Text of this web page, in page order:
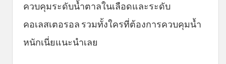
ควบคุมระดับน้ำตาลในเลือดและระดับ
คอเลสเตอรอล รวมทั้งใครที่ต้องการควบคุมน้ำ
หนักเนี่ยแนะนำเลย